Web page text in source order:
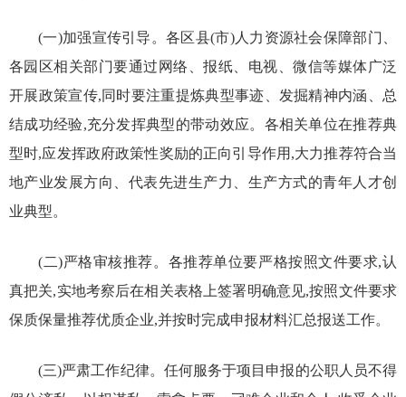
(一)加强宣传引导。各区县(市)人力资源社会保障部门、
各园区相关部门要通过网络、报纸、电视、微信等媒体广泛
开展政策宣传,同时要注重提炼典型事迹、发掘精神内涵、总
结成功经验,充分发挥典型的带动效应。各相关单位在推荐典
型时,应发挥政府政策性奖励的正向引导作用,大力推荐符合当
地产业发展方向、代表先进生产力、生产方式的青年人才创
业典型。
(二)严格审核推荐。各推荐单位要严格按照文件要求,认
真把关,实地考察后在相关表格上签署明确意见,按照文件要求
保质保量推荐优质企业,并按时完成申报材料汇总报送工作。
(三)严肃工作纪律。任何服务于项目申报的公职人员不得